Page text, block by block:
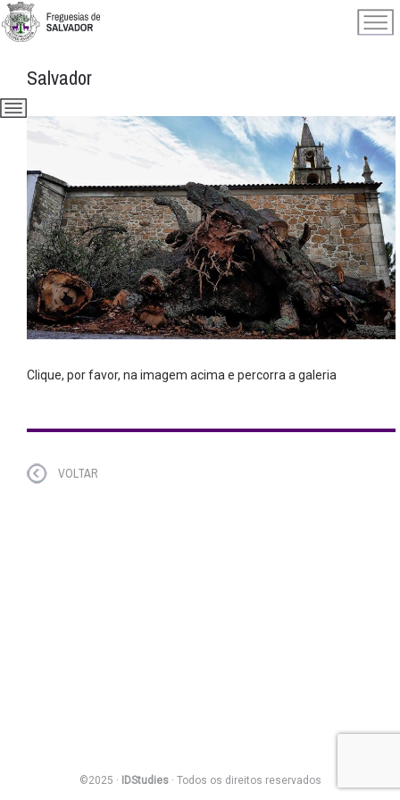
Salvador
Clique, por favor, na imagem acima e percorra a galeria
VOLTAR
©2025 · IDStudies· Todos os direitos reservados